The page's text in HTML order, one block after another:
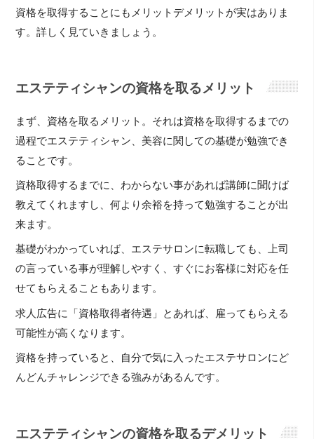
資格を取得することにもメリットデメリットが実はありま
す。詳しく見ていきましょう。
エステティシャンの資格を取るメリット
まず、資格を取るメリット。それは資格を取得するまでの
過程でエステティシャン、美容に関しての基礎が勉強でき
ることです。
資格取得するまでに、わからない事があれば講師に聞けば
教えてくれますし、何より余裕を持って勉強することが出
来ます。
基礎がわかっていれば、エステサロンに転職しても、上司
の言っている事が理解しやすく、すぐにお客様に対応を任
せてもらえることもあります。
求人広告に「資格取得者待遇」とあれば、雇ってもらえる
可能性が高くなります。
資格を持っていると、自分で気に入ったエステサロンにど
んどんチャレンジできる強みがあるんです。
エステティシャンの資格を取るデメリット